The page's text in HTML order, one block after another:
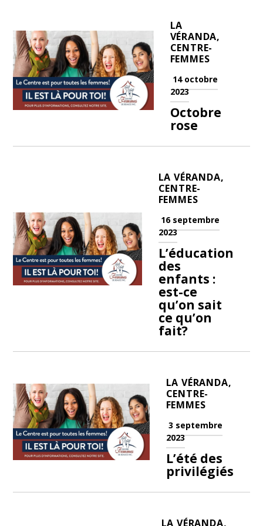
LA
VÉRANDA,
CENTRE-
FEMMES
14 octobre
2023
Octobre
rose
LA VÉRANDA,
CENTRE-
FEMMES
16 septembre
2023
L’éducation
des
enfants :
est-ce
qu’on sait
ce qu’on
fait?
LA VÉRANDA,
CENTRE-
FEMMES
3 septembre
2023
L’été des
privilégiés
LA VÉRANDA,